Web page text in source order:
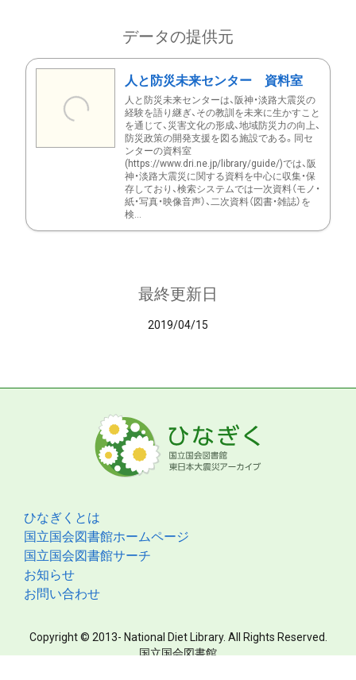
データの提供元
人と防災未来センター 資料室
人と防災未来センターは、阪神・淡路大震災の
経験を語り継ぎ、その教訓を未来に生かすこと
を通じて、災害文化の形成、地域防災力の向上、
防災政策の開発支援を図る施設である。同セ
ンターの資料室
(https://www.dri.ne.jp/library/guide/)では、阪
神・淡路大震災に関する資料を中心に収集・保
存しており、検索システムでは一次資料（モノ・
紙・写真・映像音声）、二次資料（図書・雑誌）を
検...
最終更新日
2019/04/15
ひなぎくとは
国立国会図書館ホームページ
国立国会図書館サーチ
お知らせ
お問い合わせ
Copyright © 2013- National Diet Library. All Rights Reserved.